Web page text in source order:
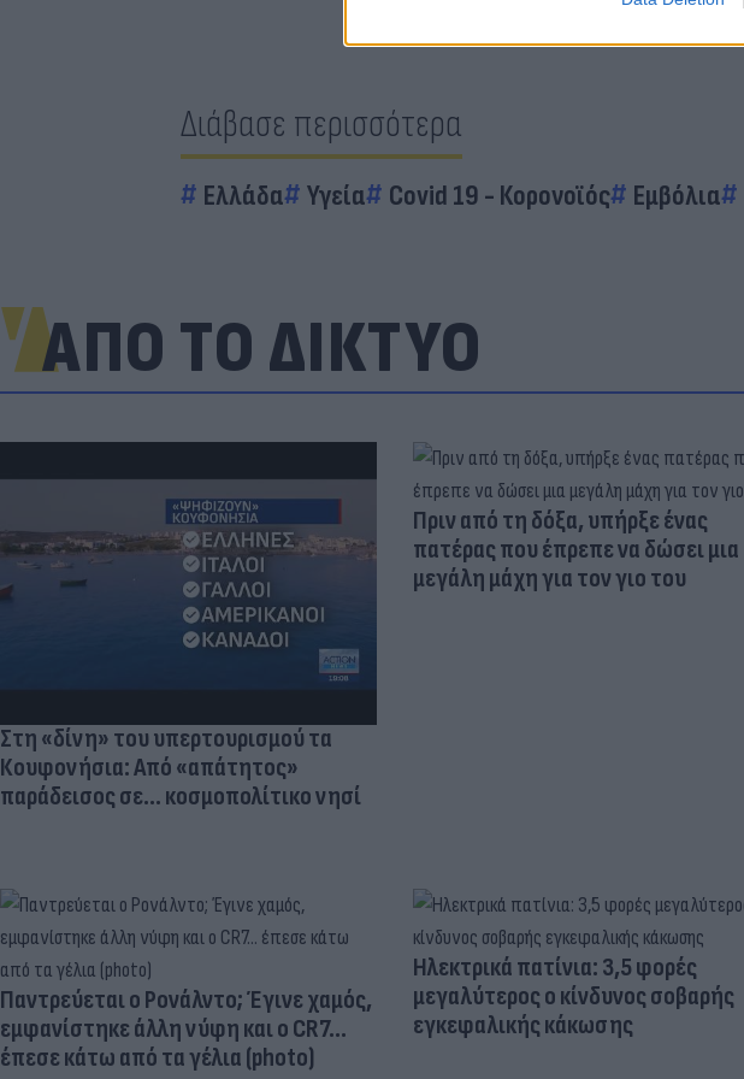
Διάβασε περισσότερα
Ελλάδα Υγεία Covid 19 - Κορονοϊός Εμβόλια
ΑΠΟ ΤΟ ΔΙΚΤΥΟ
Στη «δίνη» του υπερτουρισμού τα
Κουφονήσια: Από «απάτητος»
παράδεισος σε... κοσμοπολίτικο νησί
Πριν από τη δόξα, υπήρξε ένας
πατέρας που έπρεπε να δώσει μια
μεγάλη μάχη για τον γιο του
Παντρεύεται ο Ρονάλντο; Έγινε χαμός,
εμφανίστηκε άλλη νύφη και ο CR7…
έπεσε κάτω από τα γέλια (photo)
Ηλεκτρικά πατίνια: 3,5 φορές
μεγαλύτερος ο κίνδυνος σοβαρής
εγκεφαλικής κάκωσης